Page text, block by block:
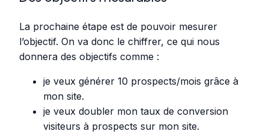
La prochaine étape est de pouvoir mesurer
l’objectif. On va donc le chiffrer, ce qui nous
donnera des objectifs comme :
je veux générer 10 prospects/mois grâce à
mon site.
je veux doubler mon taux de conversion
visiteurs à prospects sur mon site.